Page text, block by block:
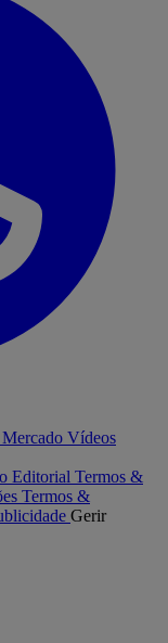
Mercado Vídeos
Editorial Termos &
Termos &
Gerir